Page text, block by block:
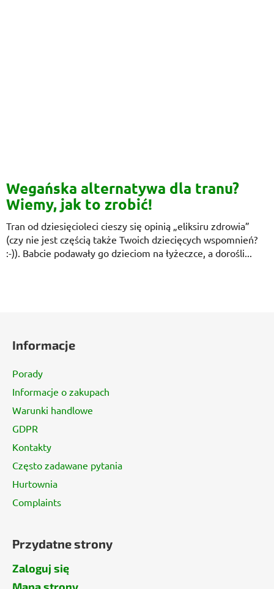
Wegańska alternatywa dla tranu?
Wiemy, jak to zrobić!
Tran od dziesięcioleci cieszy się opinią „eliksiru zdrowia”
(czy nie jest częścią także Twoich dziecięcych wspomnień?
:-)). Babcie podawały go dzieciom na łyżeczce, a dorośli...
Informacje
Porady
Informacje o zakupach
Warunki handlowe
GDPR
Kontakty
Często zadawane pytania
Hurtownia
Complaints
Przydatne strony
Zaloguj się